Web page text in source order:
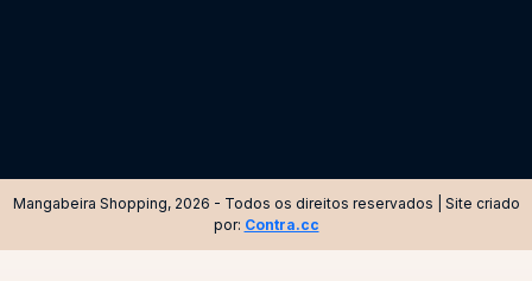
Mangabeira Shopping, 2026 - Todos os direitos reservados | Site criado
por: Contra.cc